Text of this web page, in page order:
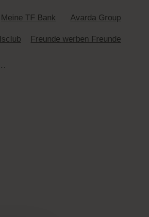
Freunde werben Freunde
Meine TF Bank Avarda Group
mich für den Mastercard ID Check erneut anmelden?